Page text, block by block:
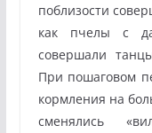
поблизости
как пчелы с
совершали
При пошаговом
кормления на
сменялись